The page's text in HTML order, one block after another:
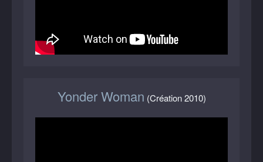
Yonder Woman (Création 2010)